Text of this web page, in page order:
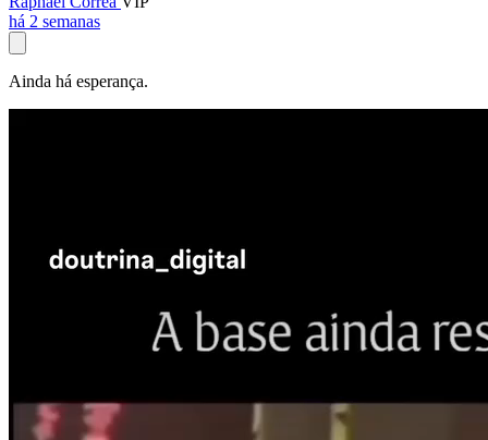
há 2 semanas
Ainda há esperança.